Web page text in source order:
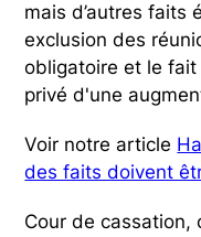
mais d’autres faits
exclusion des
obligatoire et le
privé d'une
Voir notre article
des faits doivent
Cour de cassation,